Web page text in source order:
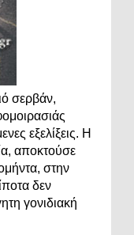
σερβάν,
εξελίξεις. Η
αποκτούσε
στην
δεν
γονιδιακή